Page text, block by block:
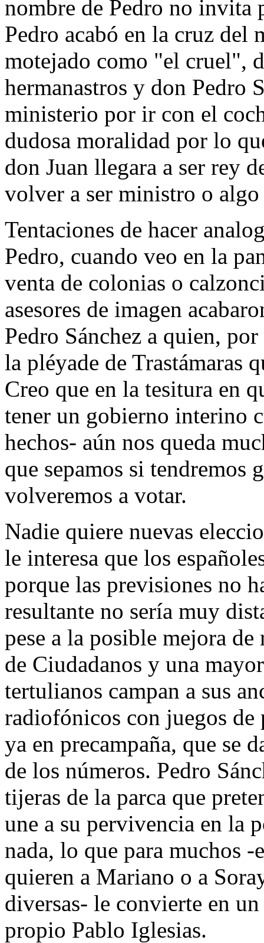
nombre de Pedro no invita
Pedro acabó en la cruz del
motejado como "el cruel",
hermanastros y don Pedro
ministerio por ir con el
dudosa moralidad por lo
don Juan llegara a ser rey
volver a ser ministro o algo
Tentaciones de hacer
Pedro, cuando veo en la
venta de colonias o
asesores de imagen
Pedro Sánchez a quien,
la pléyade de Trastámaras
Creo que en la tesitura en
tener un gobierno interino
hechos- aún nos queda
que sepamos si tendremos
volveremos a votar.
Nadie quiere nuevas
le interesa que los
porque las previsiones no
resultante no sería muy
pese a la posible mejora
de Ciudadanos y una
tertulianos campan a sus
radiofónicos con juegos de
ya en precampaña, que se
de los números. Pedro
tijeras de la parca que
une a su pervivencia en la
nada, lo que para muchos -
quieren a Mariano o a
diversas- le convierte en
propio Pablo Iglesias.